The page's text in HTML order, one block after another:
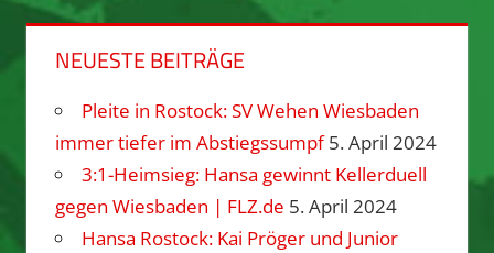
NEUESTE BEITRÄGE
Pleite in Rostock: SV Wehen Wiesbaden
immer tiefer im Abstiegssumpf 5. April 2024
3:1-Heimsieg: Hansa gewinnt Kellerduell
gegen Wiesbaden | FLZ.de 5. April 2024
Hansa Rostock: Kai Pröger und Junior